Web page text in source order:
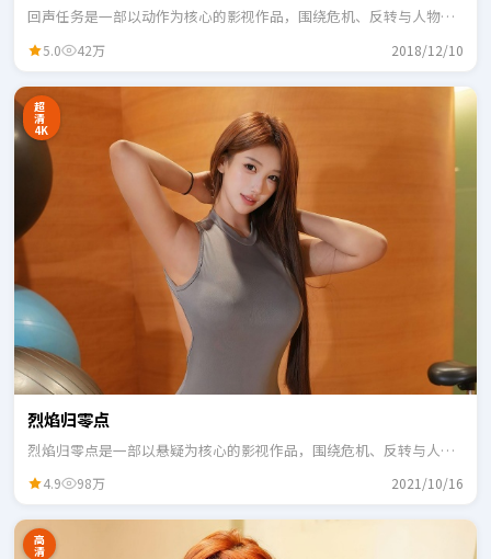
回声任务是一部以动作为核心的影视作品，围绕危机、反转与人物成
5.0 42万 2018/12/10
超
清
4K
烈焰归零点
烈焰归零点是一部以悬疑为核心的影视作品，围绕危机、反转与人物
4.9 98万 2021/10/16
高
清